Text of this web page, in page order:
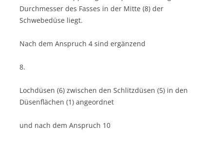
Durchmesser des Fasses in der Mitte (8) der
Schwebedüse liegt.
Nach dem Anspruch 4 sind ergänzend
8.
Lochdüsen (6) zwischen den Schlitzdüsen (5) in den
Düsenflächen (1) angeordnet
und nach dem Anspruch 10